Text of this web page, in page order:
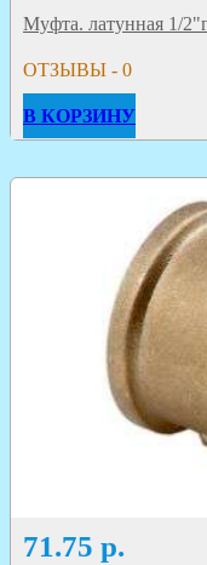
Муфта. латунная 1/
ОТЗЫВЫ - 0
В КОРЗИНУ
71.75 р.